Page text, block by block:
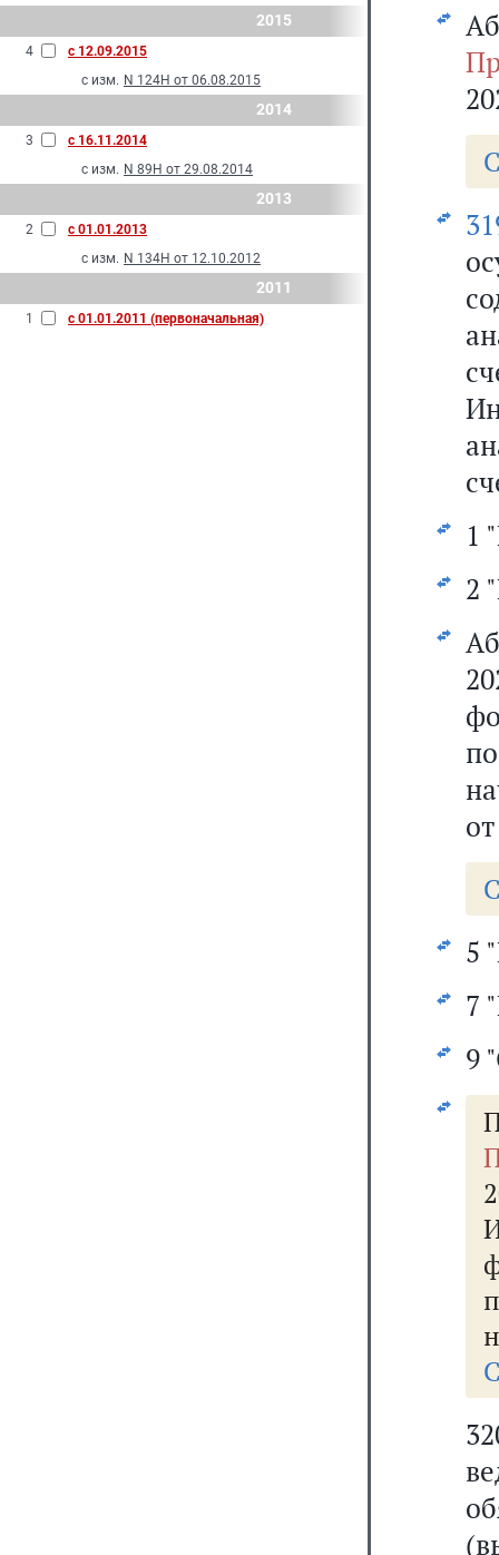
2015
4
с 12.09.2015
с изм. N 124Н от 06.08.2015
2014
3
с 16.11.2014
с изм. N 89Н от 29.08.2014
2013
2
с 01.01.2013
с изм. N 134Н от 12.10.2012
2011
1 с 01.01.2011 (первоначальная)
1
2
5
7
9